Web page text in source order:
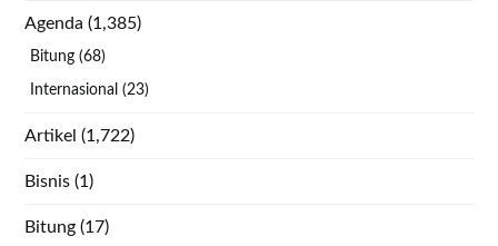
Agenda (1,385)
Bitung (68)
Internasional (23)
Artikel (1,722)
Bisnis (1)
Bitung (17)